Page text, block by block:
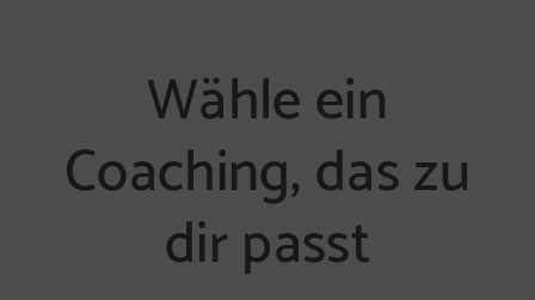
Wähle ein
Coaching, das zu
dir passt